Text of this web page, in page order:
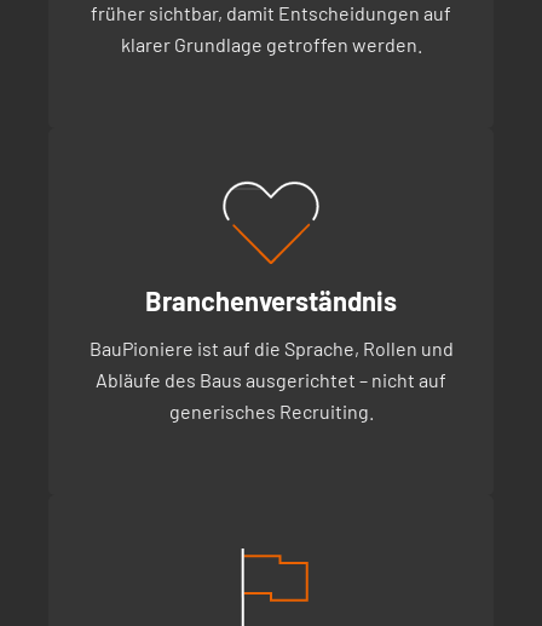
früher sichtbar, damit Entscheidungen auf
klarer Grundlage getroffen werden.
Branchenverständnis
BauPioniere ist auf die Sprache, Rollen und
Abläufe des Baus ausgerichtet – nicht auf
generisches Recruiting.